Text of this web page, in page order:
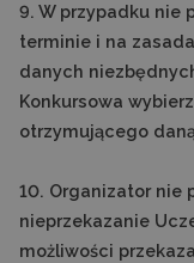
9. W przypadku nie
terminie i na
danych
Konkursowa
otrzymującego
10. Organizator nie
nieprzekazanie
możliwości